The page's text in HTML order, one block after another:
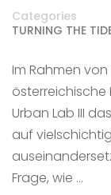
Categories
TURNING THE
Im Rahmen
österreichische
Urban Lab III
auf
Frage, wie …